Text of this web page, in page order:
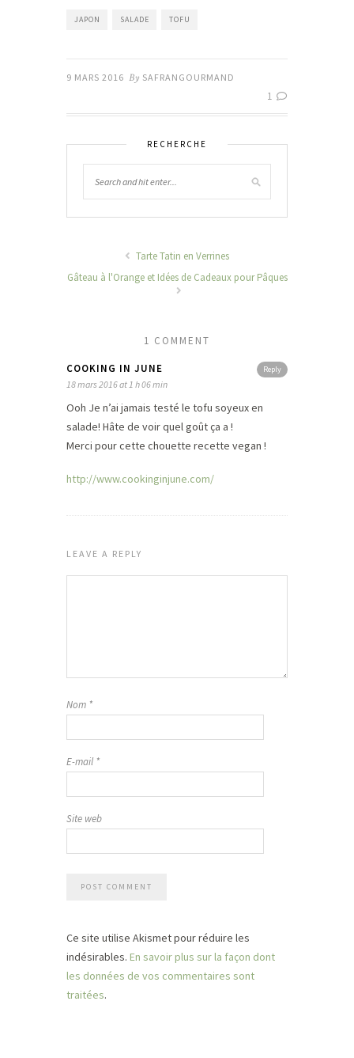
JAPON SALADE TOFU
9 MARS 2016 By SAFRANGOURMAND
1
RECHERCHE
Tarte Tatin en Verrines
Gâteau à l'Orange et Idées de Cadeaux pour Pâques
1 COMMENT
Reply
COOKING IN JUNE
18 mars 2016 at 1 h 06 min
Ooh Je n’ai jamais testé le tofu soyeux en
salade! Hâte de voir quel goût ça a !
Merci pour cette chouette recette vegan !
http://www.cookinginjune.com/
LEAVE A REPLY
Nom *
E-mail *
Site web
Ce site utilise Akismet pour réduire les
indésirables. En savoir plus sur la façon dont
les données de vos commentaires sont
traitées.